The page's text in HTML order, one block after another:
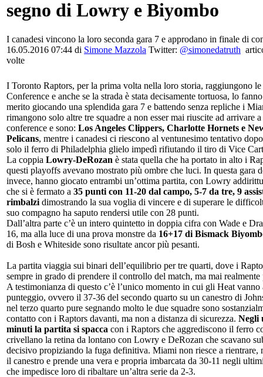
segno di Lowry e Biyombo
I canadesi vincono la loro seconda gara 7 e approdano in finale di
16.05.2016 07:44 di Simone Mazzola Twitter: @simonedatruth
volte
I Toronto Raptors, per la prima volta nella loro storia, raggiungono
Conference e anche se la strada è stata decisamente tortuosa, lo
merito giocando una splendida gara 7 e battendo senza repliche i
rimangono solo altre tre squadre a non esser mai riuscite ad arrivare
conference e sono: Los Angeles Clippers, Charlotte Hornets e
Pelicans, mentre i canadesi ci riescono al ventunesimo tentativo
solo il ferro di Philadelphia glielo impedì rifiutando il tiro di Vice
La coppia Lowry-DeRozan è stata quella che ha portato in alto i
questi playoffs avevano mostrato più ombre che luci. In questa gara
invece, hanno giocato entrambi un’ottima partita, con Lowry
che si è fermato a 35 punti con 11-20 dal campo, 5-7 da tre, 9
rimbalzi dimostrando la sua voglia di vincere e di superare le
suo compagno ha saputo rendersi utile con 28 punti.
Dall’altra parte c’è un intero quintetto in doppia cifra con Wade e
16, ma alla luce di una prova monstre da 16+17 di Bismack
di Bosh e Whiteside sono risultate ancor più pesanti.
La partita viaggia sui binari dell’equilibrio per tre quarti, dove i
sempre in grado di prendere il controllo del match, ma mai
A testimonianza di questo c’è l’unico momento in cui gli Heat vanno
punteggio, ovvero il 37-36 del secondo quarto su un canestro di
nel terzo quarto pure segnando molto le due squadre sono
contatto con i Raptors davanti, ma non a distanza di sicurezza. Negli
minuti la partita si spacca con i Raptors che aggrediscono il ferro
crivellano la retina da lontano con Lowry e DeRozan che scavano
decisivo propiziando la fuga definitiva. Miami non riesce a rientrare,
il canestro e prende una vera e propria imbarcata da 30-11 negli
che impedisce loro di ribaltare un’altra serie da 2-3.